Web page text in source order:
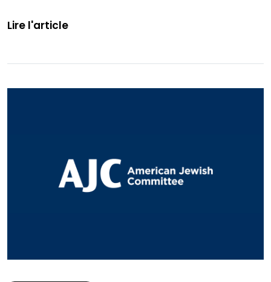
Lire l'article